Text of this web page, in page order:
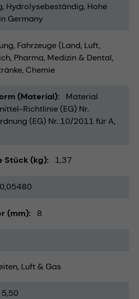
Hydrolysebeständig Hohe
Germany
Fahrzeuge (Land, Luft,
Pharma Medizin & Dental
Chemie
(Material)
Material
Richtlinie (EG) Nr.
(EG) Nr. 10/2011 für A,
Stück (kg) 1,37
0,05480
(mm) 8
Luft & Gas
5,50